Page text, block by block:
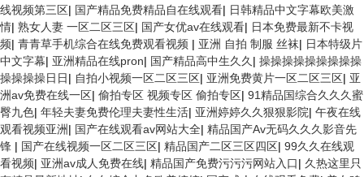
线视频第三区| 国产精品免费精品自在线观看| 日韩精品中文字幕欧美激
情| 熟女人妻 一区二区三区| 国产女优av在线观看| 日本免费最新不卡视
频| 青青草手机综合在线免费观看视频 | 亚洲 自拍 制服 丝袜| 日本特级片
中文字幕| 亚洲精品在线pron| 国产精品高中生久久 | 操操操操操操操操操
操操操操日日| 自拍小视频一区二区三区| 亚洲免费黄片一区二区三区| 亚
洲av免费在线一区| 偷拍专区 视频专区 偷拍专区| 91精品国综合久久久蜜
臀九色| 年轻夫妻免费伦理夫妻性生活| 亚洲婷婷久久狠狠影院| 午夜在线
观看视频亚洲| 国产在线观看av网站大全| 精品国产Av无码久久久影音先
锋 | 国产在线视频一区二区三区| 精品国产二区三区四区| 99久久在线观
看视频| 亚洲av成人免费在线| 精品国产免费污污污网站入口| 久热这里只